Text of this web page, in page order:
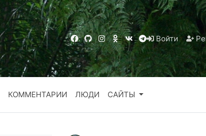
Войти
КОММЕНТАРИИ ЛЮДИ САЙТЫ